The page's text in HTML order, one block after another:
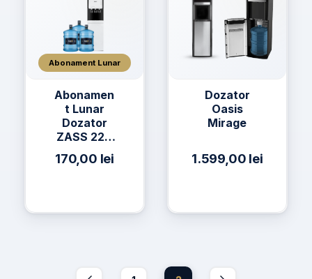
Abonament Lunar
Abonamen
t Lunar
Dozator
ZASS 22C
+ 3 x Apă
h2on 19L
170,00 lei
Dozator
Oasis
Mirage
1.599,00 lei